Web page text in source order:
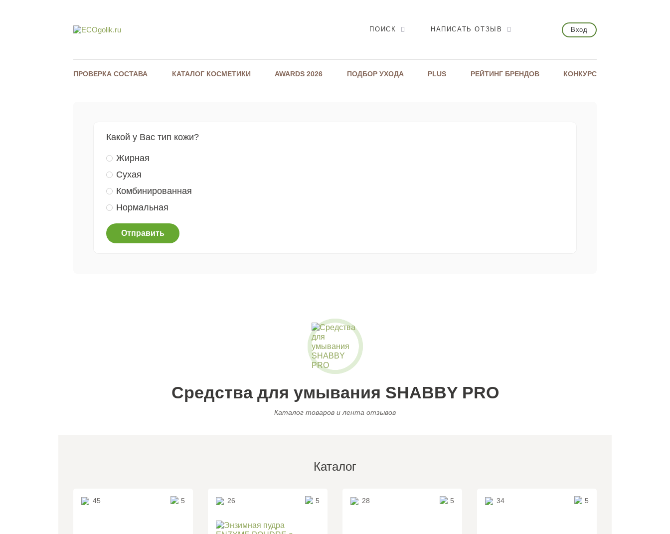
ПОИСК НАПИСАТЬ ОТЗЫВ Вход
ПРОВЕРКА СОСТАВА КАТАЛОГ КОСМЕТИКИ AWARDS 2026 ПОДБОР УХОДА PLUS РЕЙТИНГ БРЕНДОВ КОНКУРС
Какой у Вас тип кожи?
Жирная
Сухая
Комбинированная
Нормальная
Отправить
Средства для умывания SHABBY PRO
Каталог товаров и лента отзывов
Каталог
45 5 26 5 28 5 34 5